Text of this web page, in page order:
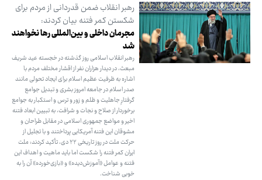
رهبر انقلاب ضمن قدردانی از مردم برای
شکستن کمر فتنه بیان کردند:
مجرمان داخلی و بین‌المللی رها نخواهند
شد
رهبر انقلاب اسلامی روز گذشته در خجسته عید شریف
مبعث، در دیدار هزاران نفر از اقشار مختلف مردم با
اشاره به ظرفیت عظیم اسلام برای ایجاد تحولی مانند
صدر اسلام در جامعه امروز بشری و تبدیل جوامع
گرفتارِ جاهلیت و ظلم و زور و ترس و استکبار به جوامع
برخوردار از صلاح و نجات و شرافت، به تبیین ابعاد فتنه
اخیر و مواضع جمهوری اسلامی در مقابل طراحان و
مشوقان این فتنه آمریکایی پرداختند و با تجلیل از
حرکت ملت در روز تاریخی ۲۲ دی، تأکید کردند: ملت
ایران کمر فتنه را شکست اما باید ماهیت و اهداف این
فتنه و عوامل «آموزش‌دیده» و «بازی‌خورده» آن را به
‌خوبی شناخت.